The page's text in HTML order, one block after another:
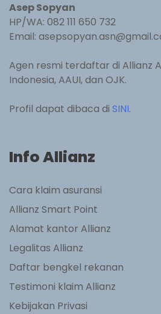
Asep Sopyan
HP/WA: 082 111 650 732
Email:
Agen resmi terdaftar di Allianz
Indonesia, AAUI, dan OJK.
Profil dapat dibaca di SINI.
Info Allianz
Cara klaim asuransi
Allianz Smart Point
Alamat kantor Allianz
Legalitas Allianz
Daftar bengkel rekanan
Testimoni klaim Allianz
Kebijakan Privasi